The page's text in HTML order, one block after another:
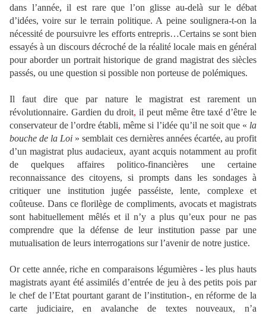
dans l’année, il est rare que l’on glisse au-delà sur le débat
d’idées, voire sur le terrain politique. A peine soulignera-t-on la
nécessité de poursuivre les efforts entrepris…Certains se sont bien
essayés à un discours décroché de la réalité locale mais en général
pour aborder un portrait historique de grand magistrat des siècles
passés, ou une question si possible non porteuse de polémiques.
Il faut dire que par nature le magistrat est rarement un
révolutionnaire. Gardien du droit, il peut même être taxé d’être le
conservateur de l’ordre établi, même si l’idée qu’il ne soit que « la
bouche de la Loi » semblait ces dernières années écartée, au profit
d’un magistrat plus audacieux, ayant acquis notamment au profit
de quelques affaires politico-financières une certaine
reconnaissance des citoyens, si prompts dans les sondages à
critiquer une institution jugée passéiste, lente, complexe et
coûteuse. Dans ce florilège de compliments, avocats et magistrats
sont habituellement mêlés et il n’y a plus qu’eux pour ne pas
comprendre que la défense de leur institution passe par une
mutualisation de leurs interrogations sur l’avenir de notre justice.
Or cette année, riche en comparaisons légumières - les plus hauts
magistrats ayant été assimilés d’entrée de jeu à des petits pois par
le chef de l’Etat pourtant garant de l’institution-, en réforme de la
carte judiciaire, en avalanche de textes nouveaux, n’a